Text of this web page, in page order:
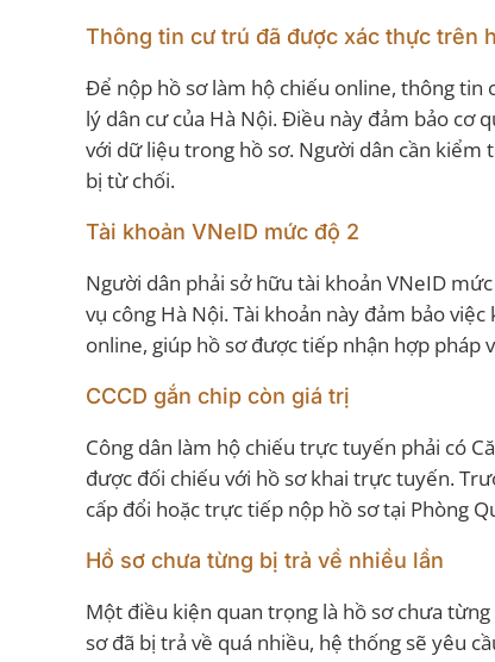
Thông tin cư trú đã được xác thực trên
Để nộp hồ sơ làm hộ chiếu online, thông tin
lý dân cư của Hà Nội. Điều này đảm bảo cơ
với dữ liệu trong hồ sơ. Người dân cần
bị từ chối.
Tài khoản VNeID mức độ 2
Người dân phải sở hữu tài khoản VNeID
vụ công Hà Nội. Tài khoản này đảm bảo
online, giúp hồ sơ được tiếp nhận hợp pháp
CCCD gắn chip còn giá trị
Công dân làm hộ chiếu trực tuyến phải có
được đối chiếu với hồ sơ khai trực tuyến.
cấp đổi hoặc trực tiếp nộp hồ sơ tại Phòng
Hồ sơ chưa từng bị trả về nhiều lần
Một điều kiện quan trọng là hồ sơ chưa
sơ đã bị trả về quá nhiều, hệ thống sẽ yêu